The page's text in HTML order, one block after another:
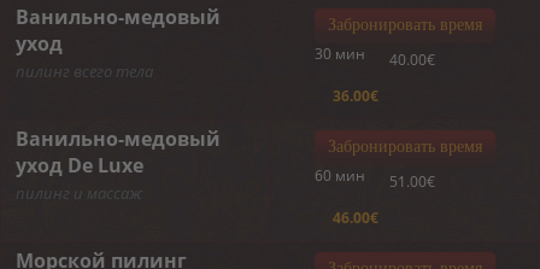
Ванильно-медовый
уход
пилинг всего тела
Забронировать время
30 мин
40.00€
36.00€
Ванильно-медовый
уход De Luxe
пилинг и массаж
Забронировать время
60 мин
51.00€
46.00€
Морской пилинг